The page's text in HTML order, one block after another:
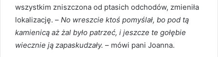
wszystkim zniszczona od ptasich odchodów, zmieniła
lokalizację. – No wreszcie ktoś pomyślał, bo pod tą
kamienicą aż żal było patrzeć, i jeszcze te gołębie
wiecznie ją zapaskudzały. – mówi pani Joanna.